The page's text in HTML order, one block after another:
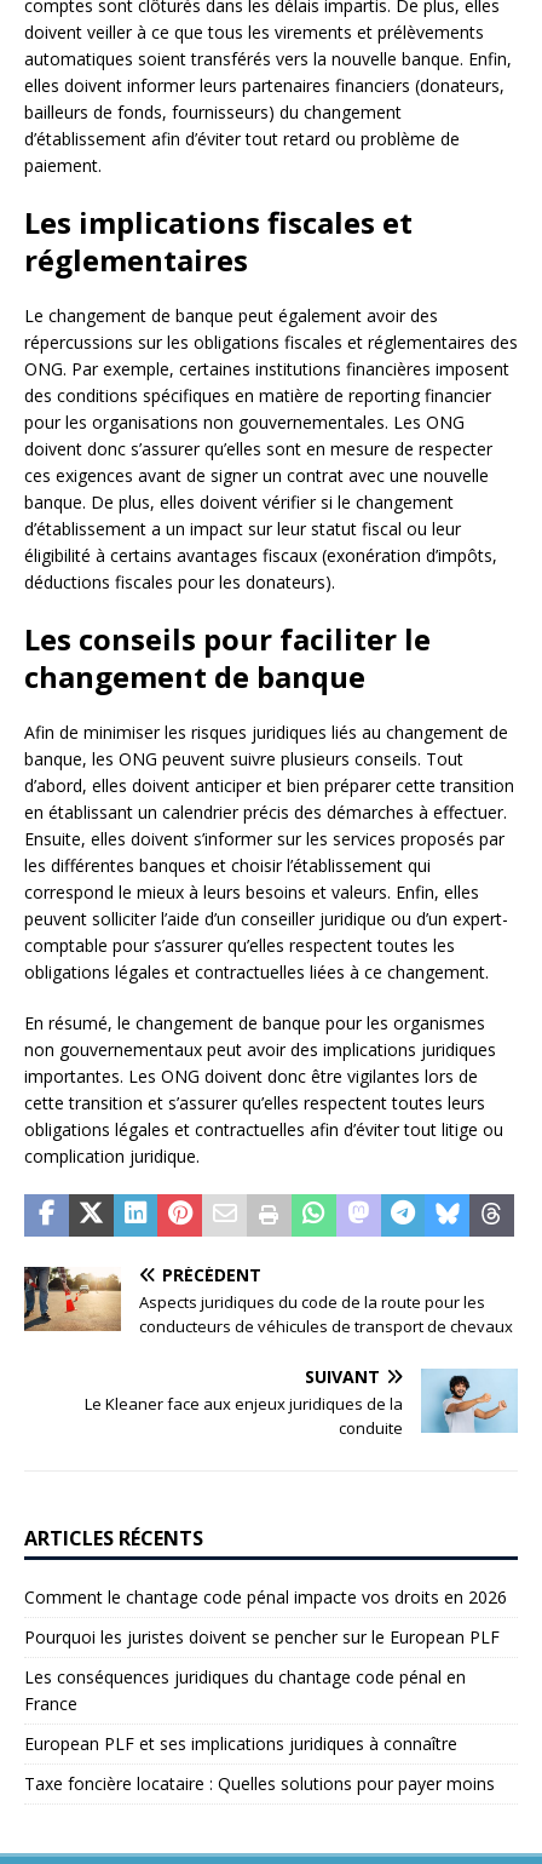
comptes sont clôturés dans les délais impartis. De plus, elles
doivent veiller à ce que tous les virements et prélèvements
automatiques soient transférés vers la nouvelle banque. Enfin,
elles doivent informer leurs partenaires financiers (donateurs,
bailleurs de fonds, fournisseurs) du changement
d’établissement afin d’éviter tout retard ou problème de
paiement.
Les implications fiscales et
réglementaires
Le changement de banque peut également avoir des
répercussions sur les obligations fiscales et réglementaires des
ONG. Par exemple, certaines institutions financières imposent
des conditions spécifiques en matière de reporting financier
pour les organisations non gouvernementales. Les ONG
doivent donc s’assurer qu’elles sont en mesure de respecter
ces exigences avant de signer un contrat avec une nouvelle
banque. De plus, elles doivent vérifier si le changement
d’établissement a un impact sur leur statut fiscal ou leur
éligibilité à certains avantages fiscaux (exonération d’impôts,
déductions fiscales pour les donateurs).
Les conseils pour faciliter le
changement de banque
Afin de minimiser les risques juridiques liés au changement de
banque, les ONG peuvent suivre plusieurs conseils. Tout
d’abord, elles doivent anticiper et bien préparer cette transition
en établissant un calendrier précis des démarches à effectuer.
Ensuite, elles doivent s’informer sur les services proposés par
les différentes banques et choisir l’établissement qui
correspond le mieux à leurs besoins et valeurs. Enfin, elles
peuvent solliciter l’aide d’un conseiller juridique ou d’un expert-
comptable pour s’assurer qu’elles respectent toutes les
obligations légales et contractuelles liées à ce changement.
En résumé, le changement de banque pour les organismes
non gouvernementaux peut avoir des implications juridiques
importantes. Les ONG doivent donc être vigilantes lors de
cette transition et s’assurer qu’elles respectent toutes leurs
obligations légales et contractuelles afin d’éviter tout litige ou
complication juridique.
PRÉCÉDENT
Aspects juridiques du code de la route pour les
conducteurs de véhicules de transport de chevaux
SUIVANT
Le Kleaner face aux enjeux juridiques de la
conduite
ARTICLES RÉCENTS
Comment le chantage code pénal impacte vos droits en 2026
Pourquoi les juristes doivent se pencher sur le European PLF
Les conséquences juridiques du chantage code pénal en
France
European PLF et ses implications juridiques à connaître
Taxe foncière locataire : Quelles solutions pour payer moins